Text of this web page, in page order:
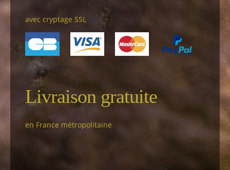
avec cryptage SSL
Livraison gratuite
en France métropolitaine